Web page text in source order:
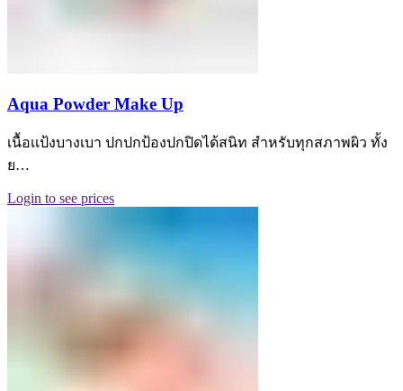
Aqua Powder Make Up
เนื้อเเป้งบางเบา ปกปกป้องปกปิดได้สนิท สำหรับทุกสภาพผิว ทั้ง
ย…
Login to see prices